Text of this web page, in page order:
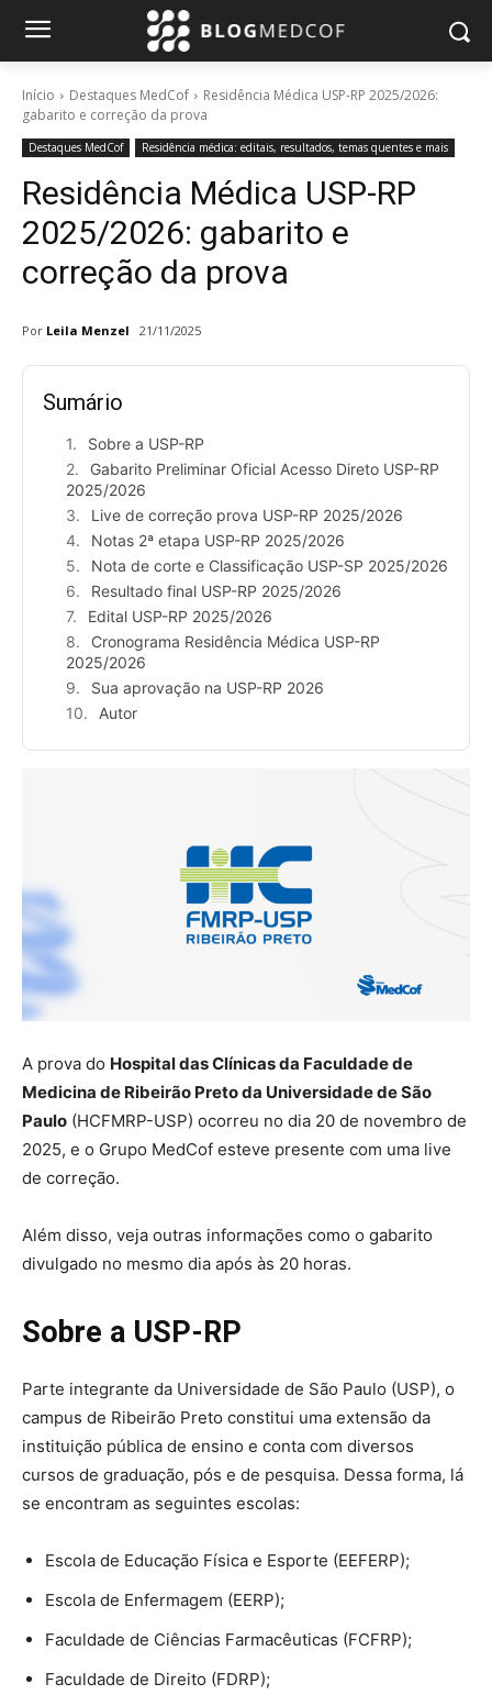
Início Destaques MedCof
Residência Médica USP-RP 2025/2026:
gabarito e correção da prova
Destaques MedCof Residência médica: editais, resultados, temas quentes e mais
Residência Médica USP-RP
2025/2026: gabarito e
correção da prova
Por Leila Menzel 21/11/2025
Sumário
Sobre a USP-RP
Gabarito Preliminar Oficial Acesso Direto USP-RP
2025/2026
Live de correção prova USP-RP 2025/2026
Notas 2ª etapa USP-RP 2025/2026
Nota de corte e Classificação USP-SP 2025/2026
Resultado final USP-RP 2025/2026
Edital USP-RP 2025/2026
Cronograma Residência Médica USP-RP
2025/2026
Sua aprovação na USP-RP 2026
Autor
A prova do Hospital das Clínicas da Faculdade de
Medicina de Ribeirão Preto da Universidade de São
Paulo (HCFMRP-USP) ocorreu no dia 20 de novembro de
2025, e o Grupo MedCof esteve presente com uma live
de correção.
Além disso, veja outras informações como o gabarito
divulgado no mesmo dia após às 20 horas.
Sobre a USP-RP
Parte integrante da Universidade de São Paulo (USP), o
campus de Ribeirão Preto constitui uma extensão da
instituição pública de ensino e conta com diversos
cursos de graduação, pós e de pesquisa. Dessa forma, lá
se encontram as seguintes escolas:
Escola de Educação Física e Esporte (EEFERP);
Escola de Enfermagem (EERP);
Faculdade de Ciências Farmacêuticas (FCFRP);
Faculdade de Direito (FDRP);